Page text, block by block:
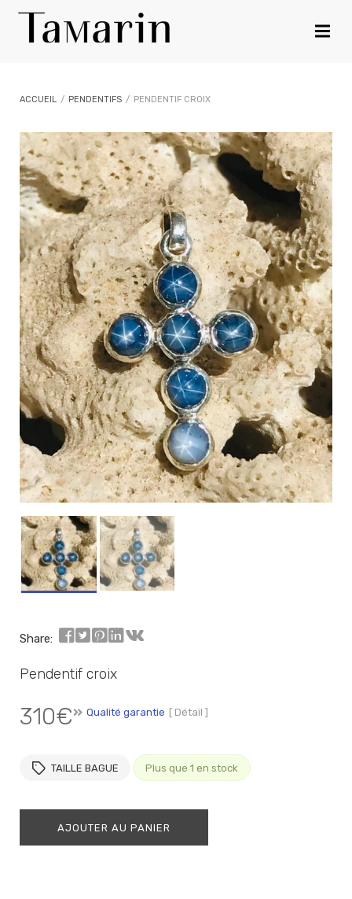
ACCUEIL / PENDENTIFS / PENDENTIF CROIX
Share:
Pendentif croix
310€ Qualité garantie [ Détail ]
TAILLE BAGUE Plus que 1 en stock
AJOUTER AU PANIER